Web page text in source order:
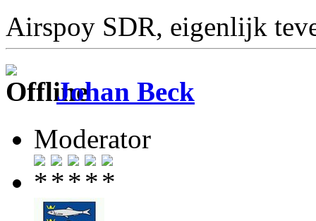
Airspoy SDR, eigenlijk
Johan Beck
Moderator